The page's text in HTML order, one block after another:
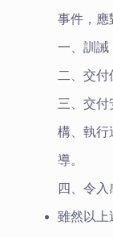
事件，應
一、訓誡
二、交付
三、交付
構、執行
導。
四、令入
雖然以上